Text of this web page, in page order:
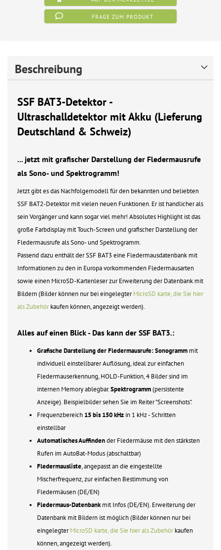
FRAGE ZUM PRODUKT
Beschreibung
SSF BAT3-Detektor -
Ultraschalldetektor mit Akku (Lieferung
Deutschland & Schweiz)
... jetzt mit grafischer Darstellung der Fledermausrufe
als Sono- und Spektrogramm!
Jetzt gibt es das Nachfolgemodell für den bekannten und beliebten
SSF BAT2-Detektor mit vielen neuen Funktionen. Er ist handlicher als
sein Vorgänger und kann sogar viel mehr! Absolutes Highlight ist das
große Farbdisplay mit Touch-Screen und grafischer Darstellung der
Fledermausrufe als Sono- und Spektrogramm.
Passend dazu enthält der SSF BAT3 eine Fledermausdatenbank mit
Informationen zu den in Europa vorkommenden Fledermausarten
sowie einen MicroSD-Kartenleser zur Erweiterung der Datenbank mit
Bildern (Bilder können nur bei eingelegterMicroSD karte, die Sie hier
als Zubehörkaufen können, angezeigt werden).
Alles auf einen Blick - Das kann der SSF BAT3.:
Grafische Darstellung der Fledermausrufe: Sonogramm mit
individuell einstellbarer Auflösung, ideal zur einfachen
Fledermauserkennung, HOLD-Funktion, 4 Bilder sind im
internen Memory ablegbar.Spektrogramm(persistente
Anzeige). Beispielbilder sehen Sie im Reiter "Screenshots".
Frequenzbereich 15 bis 150 kHz in 1 kHz - Schritten
einstellbar
Automatisches Auffindender Fledermäuse mit den stärksten
Rufen im AutoBat-Modus (abschaltbar)
Fledermausliste, angepasst an die eingestellte
Mischerfrequenz, zur einfachen Bestimmung von
Fledermäusen (DE/EN)
Fledermaus-Datenbankmit Infos (DE/EN). Erweiterung der
Datenbank mit Bildern ist möglich (Bilder können nur bei
eingelegterMicroSD karte, die Sie hier als Zubehörkaufen
können, angezeigt werden).